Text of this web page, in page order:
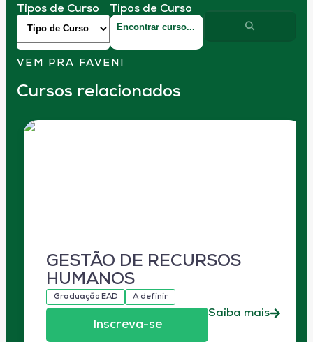
Tipos de Curso Tipos de Curso
VEM PRA FAVENI
Cursos relacionados
GESTÃO DE RECURSOS
HUMANOS
Graduação EAD A definir
Inscreva-se
Saiba mais